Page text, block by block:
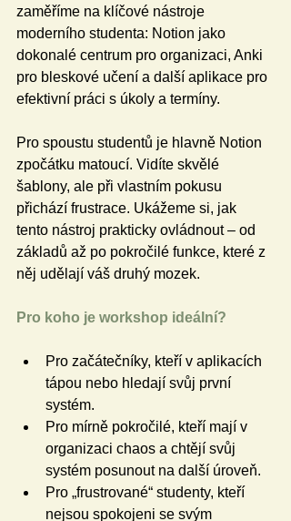
zaměříme na klíčové nástroje
moderního studenta: Notion jako
dokonalé centrum pro organizaci, Anki
pro bleskové učení a další aplikace pro
efektivní práci s úkoly a termíny.
Pro spoustu studentů je hlavně Notion
zpočátku matoucí. Vidíte skvělé
šablony, ale při vlastním pokusu
přichází frustrace. Ukážeme si, jak
tento nástroj prakticky ovládnout – od
základů až po pokročilé funkce, které z
něj udělají váš druhý mozek.
Pro koho je workshop ideální?
Pro začátečníky, kteří v aplikacích
tápou nebo hledají svůj první
systém.
Pro mírně pokročilé, kteří mají v
organizaci chaos a chtějí svůj
systém posunout na další úroveň.
Pro „frustrované“ studenty, kteří
nejsou spokojeni se svým